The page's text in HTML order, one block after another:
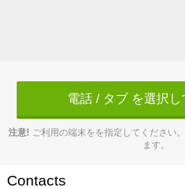
電話 / タブ を選択し
注意! ご利用の端末をを指定してください
ます。
Contacts